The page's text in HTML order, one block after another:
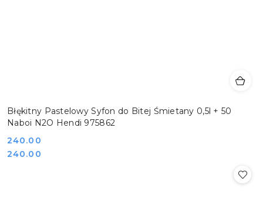
Błękitny Pastelowy Syfon do Bitej Śmietany 0,5l + 50
Naboi N2O Hendi 975862
Cena:
240.00
Cena:
240.00